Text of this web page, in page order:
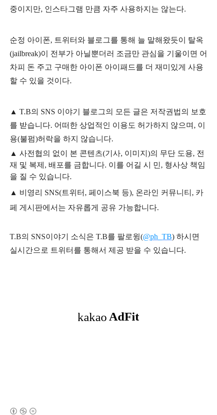
중이지만, 인스타그램 만큼 자주 사용하지는 않는다.
순정 아이폰, 트위터와 블로그를 통해 늘 말해왔듯이 탈옥
(jailbreak)이 전부가 아닐뿐더러 조금만 관심을 기울이면 어
차피 돈 주고 구매한 아이폰 아이패드를 더 재미있게 사용
할 수 있을 것이다.
▲ T.B의 SNS 이야기 블 로그의 모든 글은 저작권법의 보호
를 받습니다. 어떠한 상업적인 이용도 허가하지 않으며, 이
용(불펌)허락을 하지 않습니다.
▲ 사전협의 없이 본 콘텐츠(기사, 이미지)의 무단 도용, 전
재 및 복제, 배포를 금합니다. 이를 어길 시 민, 형사상 책임
을 질 수 있습니다.
▲ 비영리 SNS(트위터, 페이스북 등), 온라인 커뮤니티, 카
페 게시판에서는 자유롭게 공유 가능합니다.
T.B의 SNS이야기 소식은 T.B를 팔로윙(@ph_TB) 하시면
실시간으로 트위터를 통해서 제공 받을 수 있습니다.